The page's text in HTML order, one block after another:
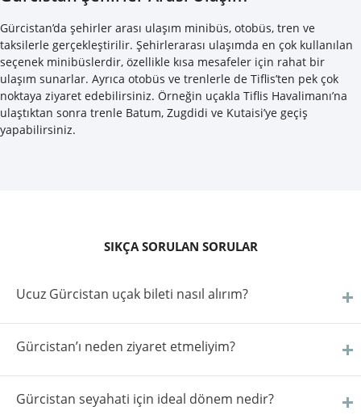
Gürcistan’da şehirler arası ulaşım minibüs, otobüs, tren ve
taksilerle gerçekleştirilir. Şehirlerarası ulaşımda en çok kullanılan
seçenek minibüslerdir, özellikle kısa mesafeler için rahat bir
ulaşım sunarlar. Ayrıca otobüs ve trenlerle de Tiflis’ten pek çok
noktaya ziyaret edebilirsiniz. Örneğin uçakla Tiflis Havalimanı’na
ulaştıktan sonra trenle Batum, Zugdidi ve Kutaisi’ye geçiş
yapabilirsiniz.
SIKÇA SORULAN SORULAR
Ucuz Gürcistan uçak bileti nasıl alırım?
Gürcistan’ı neden ziyaret etmeliyim?
Gürcistan seyahati için ideal dönem nedir?